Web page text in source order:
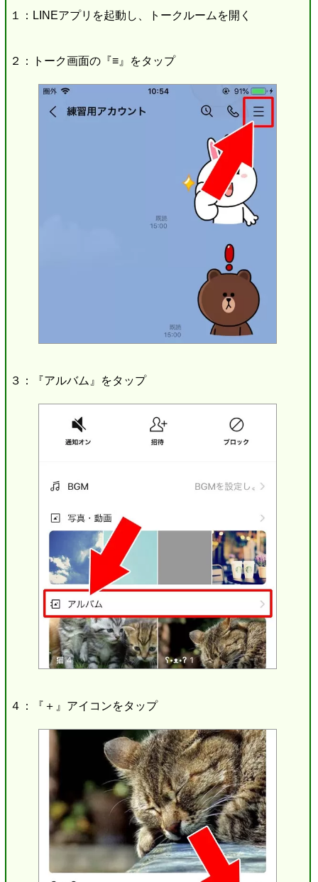
１：LINEアプリを起動し、トークルームを開く
２：トーク画面の『≡』をタップ
３：『アルバム』をタップ
４：『＋』アイコンをタップ